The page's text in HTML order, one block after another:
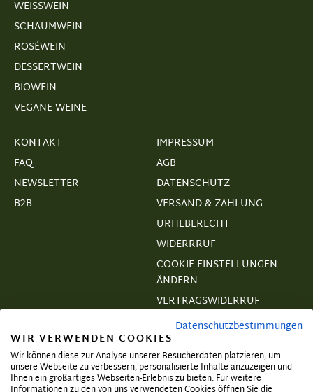
WEISSWEIN
SCHAUMWEIN
ROSÉWEIN
DESSERTWEIN
BIOWEIN
VEGANE WEINE
KONTAKT
FAQ
NEWSLETTER
B2B
IMPRESSUM
AGB
DATENSCHUTZ
VERSAND & ZAHLUNG
URHEBERECHT
WIDERRRUF
COOKIE-EINSTELLUNGEN
ÄNDERN
VERTRAGSWIDERRUF
Abonnieren und exklusive Angebote
Datenschutzbestimmungen
WIR VERWENDEN COOKIES
Wir können diese zur Analyse unserer Besucherdaten platzieren, um
unsere Webseite zu verbessern, personalisierte Inhalte anzuzeigen und
Ihnen ein großartiges Webseiten-Erlebnis zu bieten. Für weitere